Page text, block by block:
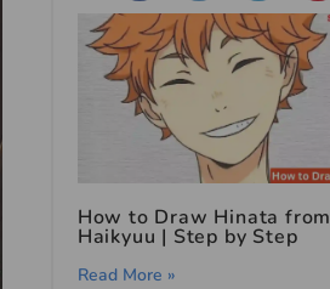
How to Draw Hinata from
Haikyuu | Step by Step
Read More »